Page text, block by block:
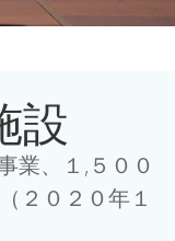
設
業、１,５００
２０２０年１